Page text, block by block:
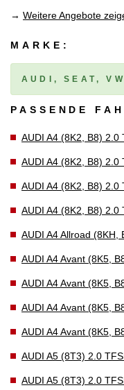
→ Weitere Angebote
MARKE:
AUDI, SEAT, VW
PASSENDE
AUDI A4 (8K2, B8) 2.0
AUDI A4 (8K2, B8) 2.0
AUDI A4 (8K2, B8)
AUDI A4 (8K2, B8) 2.0
AUDI A4 Allroad (8KH,
AUDI A4 Avant (8K5,
AUDI A4 Avant (8K5,
AUDI A4 Avant (8K5,
AUDI A4 Avant (8K5,
AUDI A5 (8T3) 2.0
AUDI A5 (8T3) 2.0